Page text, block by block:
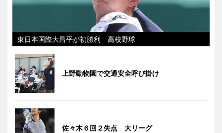
東日本国際大昌平が初勝利 高校野球
上野動物園で交通安全呼び掛け
佐々木６回２失点 大リーグ